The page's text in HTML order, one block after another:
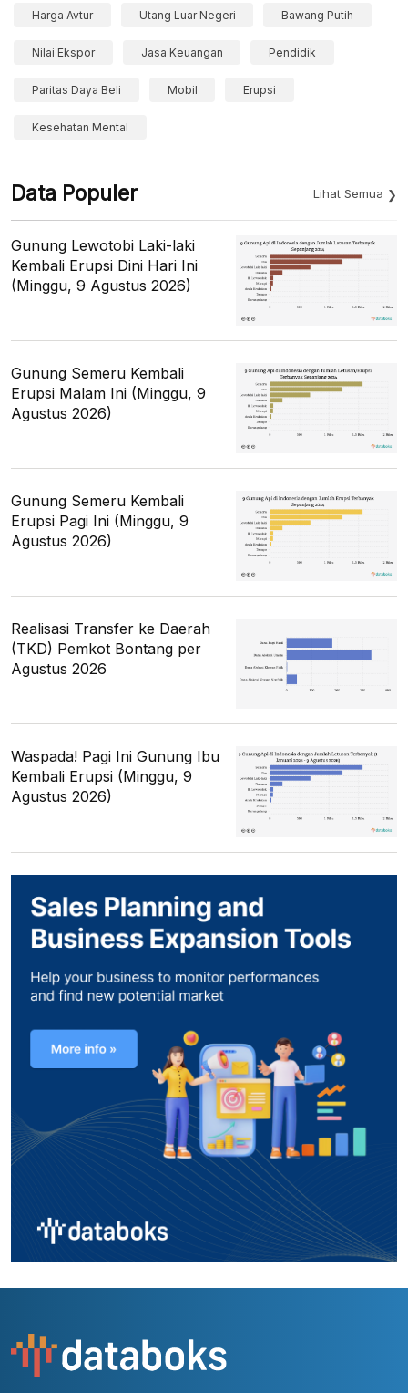
Harga Avtur Utang Luar Negeri Bawang Putih
Nilai Ekspor Jasa Keuangan Pendidik
Paritas Daya Beli Mobil Erupsi
Kesehatan Mental
Data Populer Lihat Semua
Gunung Lewotobi Laki-laki
Kembali Erupsi Dini Hari Ini
(Minggu, 9 Agustus 2026)
Gunung Semeru Kembali
Erupsi Malam Ini (Minggu, 9
Agustus 2026)
Gunung Semeru Kembali
Erupsi Pagi Ini (Minggu, 9
Agustus 2026)
Realisasi Transfer ke Daerah
(TKD) Pemkot Bontang per
Agustus 2026
Waspada! Pagi Ini Gunung Ibu
Kembali Erupsi (Minggu, 9
Agustus 2026)